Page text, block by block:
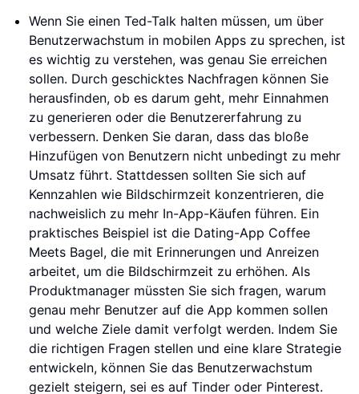
Wenn Sie einen Ted-Talk halten müssen, um über
Benutzerwachstum in mobilen Apps zu sprechen, ist
es wichtig zu verstehen, was genau Sie erreichen
sollen. Durch geschicktes Nachfragen können Sie
herausfinden, ob es darum geht, mehr Einnahmen
zu generieren oder die Benutzererfahrung zu
verbessern. Denken Sie daran, dass das bloße
Hinzufügen von Benutzern nicht unbedingt zu mehr
Umsatz führt. Stattdessen sollten Sie sich auf
Kennzahlen wie Bildschirmzeit konzentrieren, die
nachweislich zu mehr In-App-Käufen führen. Ein
praktisches Beispiel ist die Dating-App Coffee
Meets Bagel, die mit Erinnerungen und Anreizen
arbeitet, um die Bildschirmzeit zu erhöhen. Als
Produktmanager müssten Sie sich fragen, warum
genau mehr Benutzer auf die App kommen sollen
und welche Ziele damit verfolgt werden. Indem Sie
die richtigen Fragen stellen und eine klare Strategie
entwickeln, können Sie das Benutzerwachstum
gezielt steigern, sei es auf Tinder oder Pinterest.